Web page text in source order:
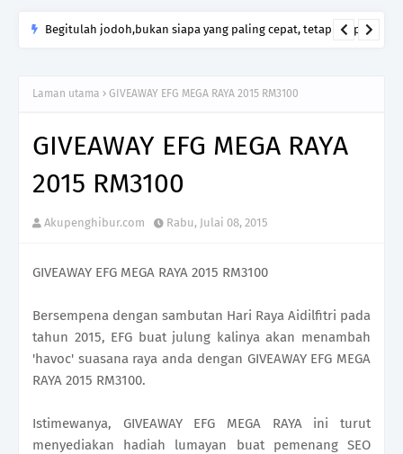
Begitulah jodoh,bukan siapa yang paling cepat, tetapi siapa
Laman utama GIVEAWAY EFG MEGA RAYA 2015 RM3100
GIVEAWAY EFG MEGA RAYA
2015 RM3100
Akupenghibur.com Rabu, Julai 08, 2015
GIVEAWAY EFG MEGA RAYA 2015 RM3100
Bersempena dengan sambutan Hari Raya Aidilfitri pada
tahun 2015, EFG buat julung kalinya akan menambah
'havoc' suasana raya anda dengan GIVEAWAY EFG MEGA
RAYA 2015 RM3100.
Istimewanya, GIVEAWAY EFG MEGA RAYA ini turut
menyediakan hadiah lumayan buat pemenang SEO